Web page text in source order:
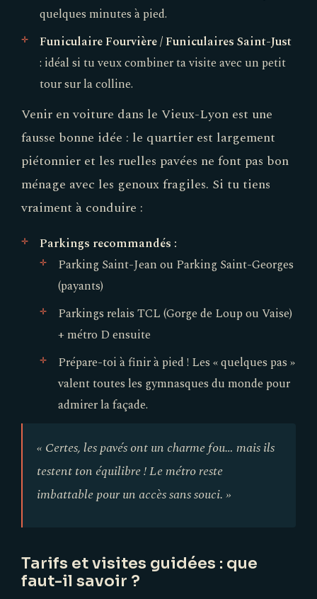
quelques minutes à pied.
Funiculaire Fourvière / Funiculaires Saint-Just
: idéal si tu veux combiner ta visite avec un petit
tour sur la colline.
Venir en voiture dans le Vieux-Lyon est une
fausse bonne idée : le quartier est largement
piétonnier et les ruelles pavées ne font pas bon
ménage avec les genoux fragiles. Si tu tiens
vraiment à conduire :
Parkings recommandés :
Parking Saint-Jean ou Parking Saint-Georges
(payants)
Parkings relais TCL (Gorge de Loup ou Vaise)
+ métro D ensuite
Prépare-toi à finir à pied ! Les « quelques pas »
valent toutes les gymnasques du monde pour
admirer la façade.
« Certes, les pavés ont un charme fou… mais ils
testent ton équilibre ! Le métro reste
imbattable pour un accès sans souci. »
Tarifs et visites guidées : que
faut-il savoir ?